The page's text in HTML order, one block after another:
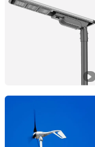
Zhongjing
Jiangsu, China
Nanjing Hope Solar
Jiangsu, China